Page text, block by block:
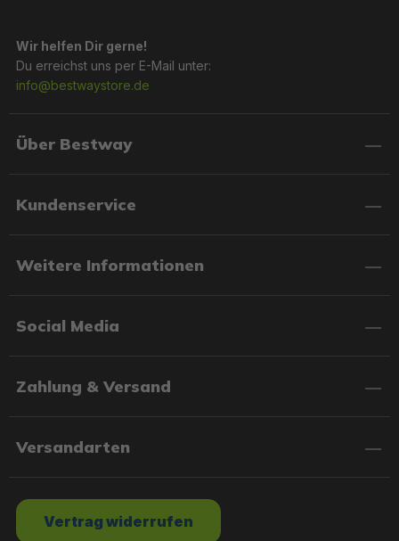
Wir helfen Dir gerne!
Du erreichst uns per E-Mail unter:
info@bestwaystore.de
Über Bestway
Kundenservice
Weitere Informationen
Social Media
Zahlung & Versand
Versandarten
Vertrag widerrufen